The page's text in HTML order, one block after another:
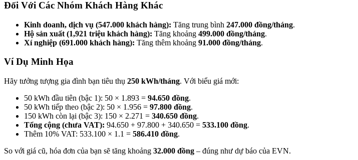
Đối Với Các Nhóm Khách Hàng Khác
Kinh doanh, dịch vụ (547.000 khách hàng): Tăng trung bình 247.000 đồng/tháng.
Hộ sản xuất (1,921 triệu khách hàng): Tăng khoảng 499.000 đồng/tháng.
Xí nghiệp (691.000 khách hàng): Tăng thêm khoảng 91.000 đồng/tháng.
Ví Dụ Minh Họa
Hãy tưởng tượng gia đình bạn tiêu thụ 250 kWh/tháng. Với biểu giá mới:
50 kWh đầu tiên (bậc 1): 50 × 1.893 = 94.650 đồng.
50 kWh tiếp theo (bậc 2): 50 × 1.956 = 97.800 đồng.
150 kWh còn lại (bậc 3): 150 × 2.271 = 340.650 đồng.
Tổng cộng (chưa VAT): 94.650 + 97.800 + 340.650 = 533.100 đồng.
Thêm 10% VAT: 533.100 × 1.1 = 586.410 đồng.
So với giá cũ, hóa đơn của bạn sẽ tăng khoảng 32.000 đồng – đúng như dự báo của EVN.